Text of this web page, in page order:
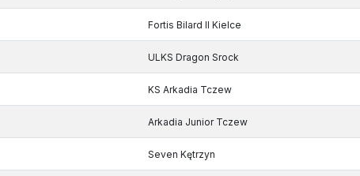
Fortis Bilard II Kielce
ULKS Dragon Srock
KS Arkadia Tczew
Arkadia Junior Tczew
Seven Kętrzyn